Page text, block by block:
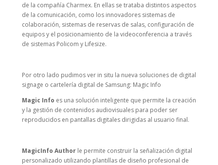
de la compañía Charmex. En ellas se trataba distintos aspectos
de la comunicación, como los innovadores sistemas de
colaboración, sistemas de reservas de salas, configuración de
equipos y el posicionamiento de la videoconferencia a través
de sistemas Policom y Lifesize.
Por otro lado pudimos ver in situ la nueva soluciones de digital
signage o cartelería digital de Samsung: Magic Info
Magic Info es una solución inteligente que permite la creación
y la gestión de contenidos audiovisuales para poder ser
reproducidos en pantallas digitales dirigidas al usuario final.
MagicInfo Authorle permite construir la señalización digital
personalizado utilizando plantillas de diseño profesional de